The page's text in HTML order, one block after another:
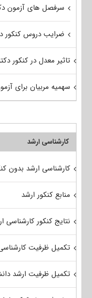
سرفصل های آزمون
ضرایب دروس کنکور
تاثیر معدل در کنکور
سهمیه مربیان برای
کارشناسی ارشد
کارشناسی ارشد بدون
منابع کنکور ارشد
نتایج کنکور کارشناسی
تکمیل ظرفیت کارشناسی
تکمیل ظرفیت ارشد